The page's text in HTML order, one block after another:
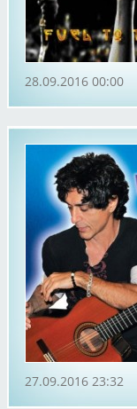
28.09.2016 00:00
27.09.2016 23:32